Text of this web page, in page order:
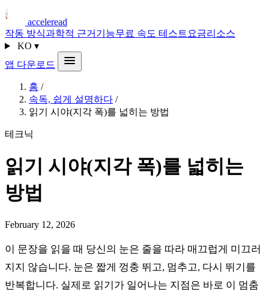
acceleread
작동 방식과학적 근거 기능무료 속도 테스트 요금리소스
KO ▾
앱 다운로드
홈 /
속독, 쉽게 설명하다 /
읽기 시야(지각 폭)를 넓히는 방법
테크닉
읽기 시야(지각 폭)를 넓히는
방법
February 12, 2026
이 문장을 읽을 때 당신의 눈은 줄을 따라 매끄럽게 미끄러
지지 않습니다. 눈은 짧게 껑충 뛰고, 멈추고, 다시 뛰기를
반복합니다. 실제로 읽기가 일어나는 지점은 바로 이 멈춤